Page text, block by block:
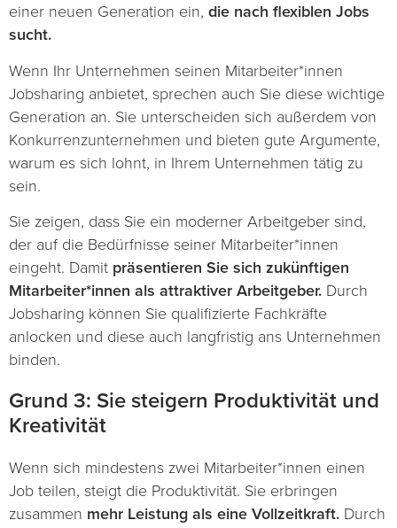
einer neuen Generation ein, die nach flexiblen Jobs
sucht.
Wenn Ihr Unternehmen seinen Mitarbeiter*innen
Jobsharing anbietet, sprechen auch Sie diese wichtige
Generation an. Sie unterscheiden sich außerdem von
Konkurrenzunternehmen und bieten gute Argumente,
warum es sich lohnt, in Ihrem Unternehmen tätig zu
sein.
Sie zeigen, dass Sie ein moderner Arbeitgeber sind,
der auf die Bedürfnisse seiner Mitarbeiter*innen
eingeht. Damit präsentieren Sie sich zukünftigen
Mitarbeiter*innen als attraktiver Arbeitgeber. Durch
Jobsharing können Sie qualifizierte Fachkräfte
anlocken und diese auch langfristig ans Unternehmen
binden.
Grund 3: Sie steigern Produktivität und
Kreativität
Wenn sich mindestens zwei Mitarbeiter*innen einen
Job teilen, steigt die Produktivität. Sie erbringen
zusammen mehr Leistung als eine Vollzeitkraft. Durch